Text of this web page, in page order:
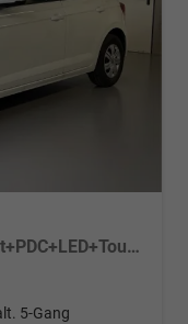
1.0 MPI Sitzheizung+AppConnect+PDC+LED+Touch+Lichtsensor+MultiLenkrad
5-Gang